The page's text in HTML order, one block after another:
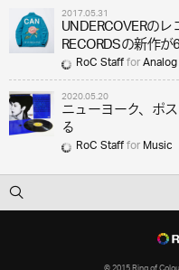
2017.05.31
UNDERCOVERの
RECORDSの新作
RoC StaffforAnalog
2020.05.20
ニューヨーク、ポ
る
RoC StaffforMusic